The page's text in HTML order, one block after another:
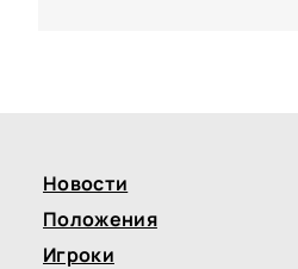
Новости
Положения
Игроки